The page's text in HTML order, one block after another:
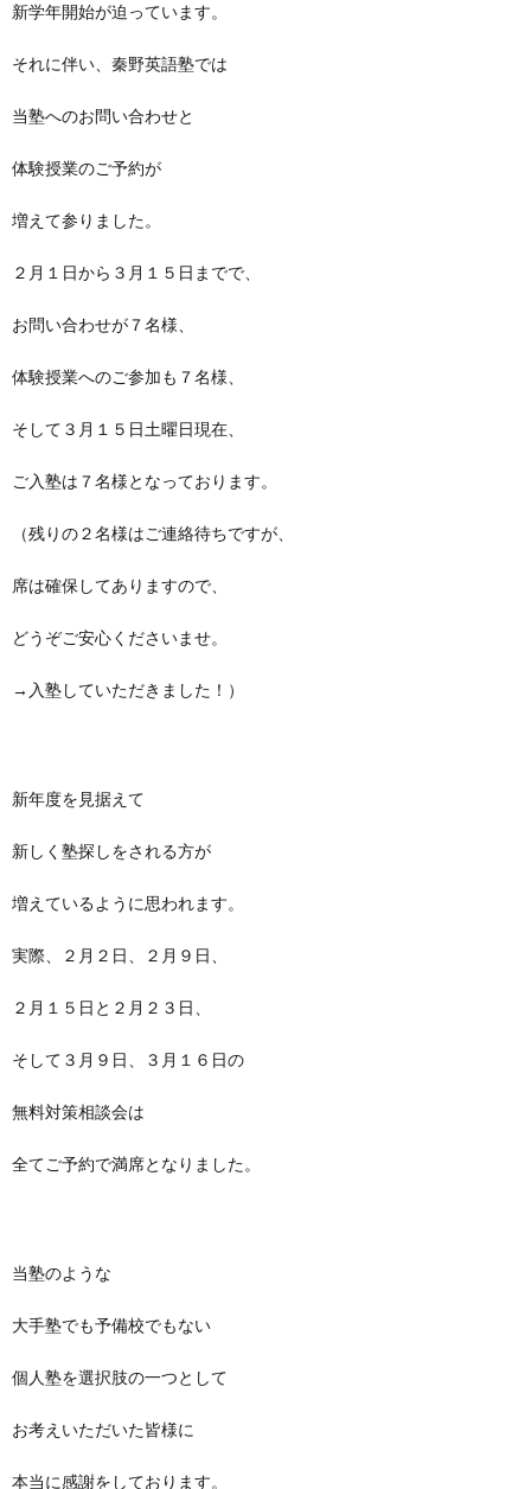
新学年開始が迫っています。
それに伴い、秦野英語塾では
当塾へのお問い合わせと
体験授業のご予約が
増えて参りました。
２月１日から３月１５日までで、
お問い合わせが７名様、
体験授業へのご参加も７名様、
そして３月１５日土曜日現在、
ご入塾は７名様となっております。
（残りの２名様はご連絡待ちですが、
席は確保してありますので、
どうぞご安心くださいませ。
→入塾していただきました！）
新年度を見据えて
新しく塾探しをされる方が
増えているように思われます。
実際、２月２日、２月９日、
２月１５日と２月２３日、
そして３月９日、３月１６日の
無料対策相談会は
全てご予約で満席となりました。
当塾のような
大手塾でも予備校でもない
個人塾を選択肢の一つとして
お考えいただいた皆様に
本当に感謝をしております。